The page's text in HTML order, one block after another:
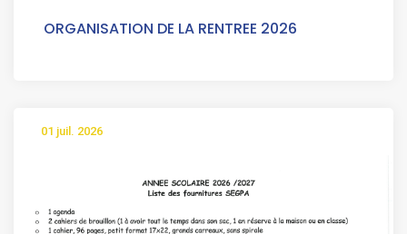
ORGANISATION DE LA RENTREE 2026
01 juil. 2026